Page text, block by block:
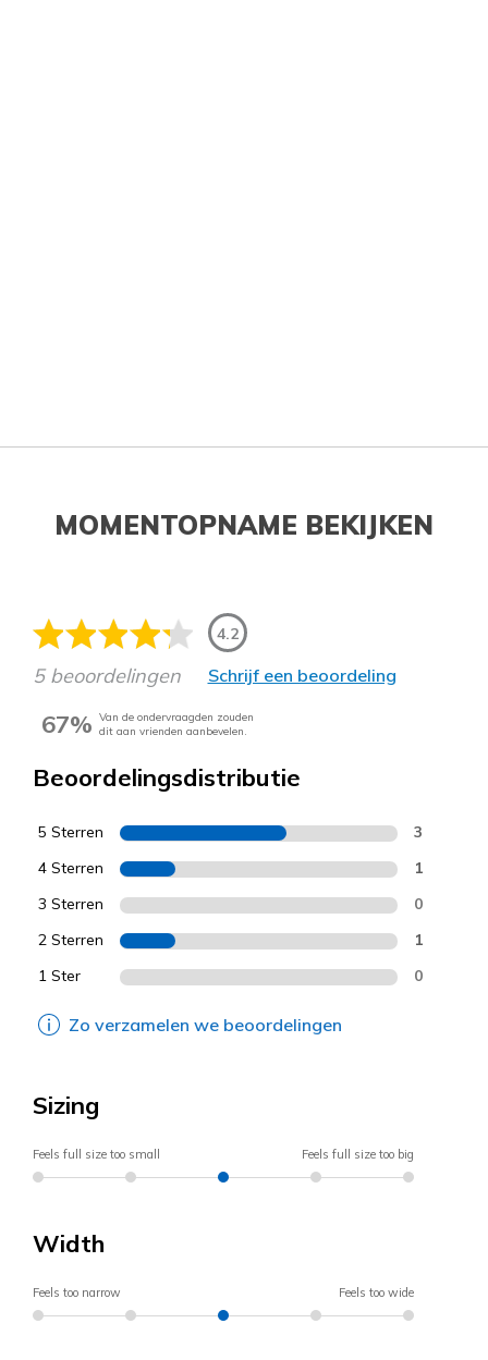
MOMENTOPNAME BEKIJKEN
4.2
5 beoordelingen Schrijf een beoordeling
67% Van de ondervraagden zouden
dit aan vrienden aanbevelen.
Beoordelingsdistributie
5 Sterren 3
4 Sterren 1
3 Sterren 0
2 Sterren 1
1 Ster 0
Zo verzamelen we beoordelingen
Sizing
Feels full size too small Feels full size too big
Width
Feels too narrow Feels too wide